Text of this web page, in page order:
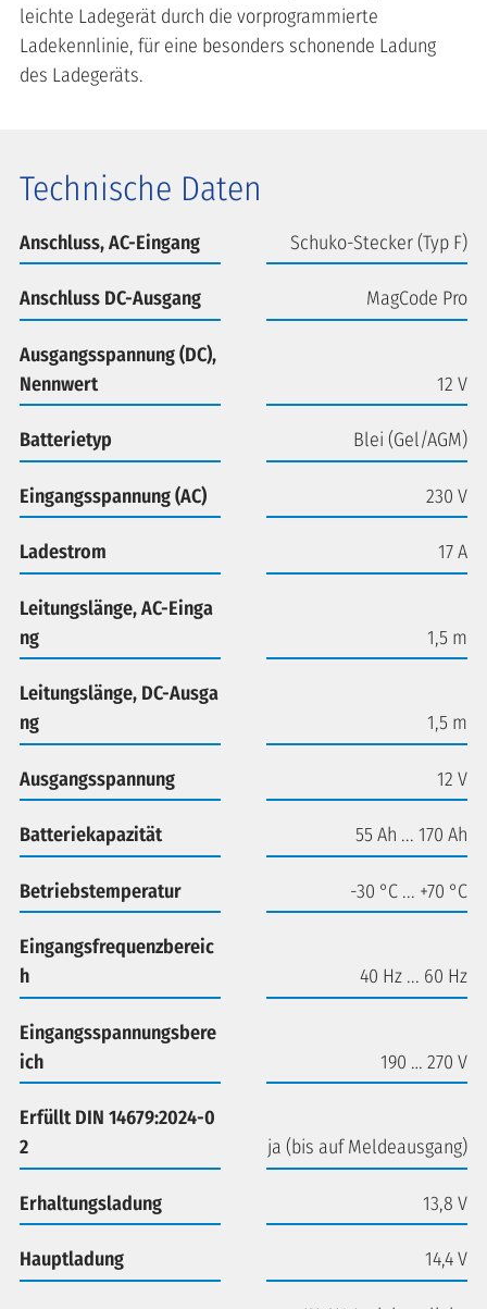
leichte Ladegerät durch die vorprogrammierte
Ladekennlinie, für eine besonders schonende Ladung
des Ladegeräts.
Technische Daten
Anschluss, AC-Eingang Schuko-Stecker (Typ F)
Anschluss DC-Ausgang MagCode Pro
Ausgangsspannung (DC),
Nennwert
12 V
Batterietyp Blei (Gel/AGM)
Eingangsspannung (AC) 230 V
Ladestrom 17 A
Leitungslänge, AC-Einga
ng
1,5 m
Leitungslänge, DC-Ausga
ng
1,5 m
Ausgangsspannung 12 V
Batteriekapazität 55 Ah ... 170 Ah
Betriebstemperatur -30 °C ... +70 °C
Eingangsfrequenzbereic
h
40 Hz ... 60 Hz
Eingangsspannungsbere
ich
190 … 270 V
Erfüllt DIN 14679:2024-0
2
ja (bis auf Meldeausgang)
Erhaltungsladung 13,8 V
Hauptladung 14,4 V